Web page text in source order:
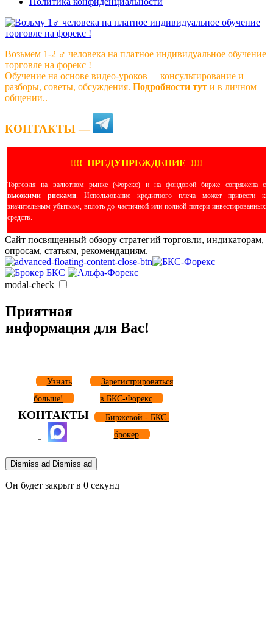
Возьмем 1-2 ‍♂️ человека на платное индивидуальное обучение
торговле на форекс !
Обучение на основе видео-уроков ️ + консультирование и
разборы, советы, обсуждения. Подробности тут и в личном
общении..
КОНТАКТЫ —
!!!! ПРЕДУПРЕЖДЕНИЕ !!!!
Торговля на валютном рынке (Форекс) и на фондовой бирже сопряжена с
высокими рисками. Использование кредитного плеча может привести к
значительным убыткам, вплоть до частичной или полной потери инвестированных
средств.
Сайт посвященный обзору стратегий торговли, индикаторам,
опросам, статьям, рекомендациям.
modal-check
Приятная
информация для Вас!
Узнать
больше!
Зарегистрироваться
в БКС-Форекс
КОНТАКТЫ
-
Биржевой - БКС-
брокер
Dismiss ad Dismiss ad
Он будет закрыт в 0 секунд